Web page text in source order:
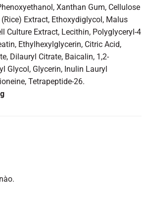
Xanthan Gum​,​ Cellulose
Extract​,​ Ethoxydiglycol​,​ Malus
Culture Extract​,​ Lecithin​,​ Polyglyceryl-4
Ethylhexylglycerin​,​ Citric Acid​,​
Dilauryl Citrate,​ Baicalin,​ 1,​2-
Glycol​,​ Glycerin​,​ Inulin Lauryl
Tetrapeptide-26.